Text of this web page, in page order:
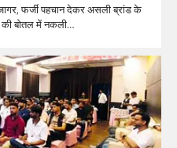
फर्जी पहचान देकर असली ब्रांड के
की बोतल में नकली…